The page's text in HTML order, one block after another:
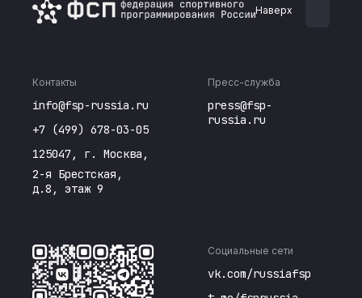
Наверх
Контакты
info@fsp-russia.ru
+7 (499) 678-03-05
125047, г. Москва,
2-я Брестская,
д.8, этаж 9
Пресс-служба
press@fsp-
russia.ru
Социальные сети
vk.com/russiafsp